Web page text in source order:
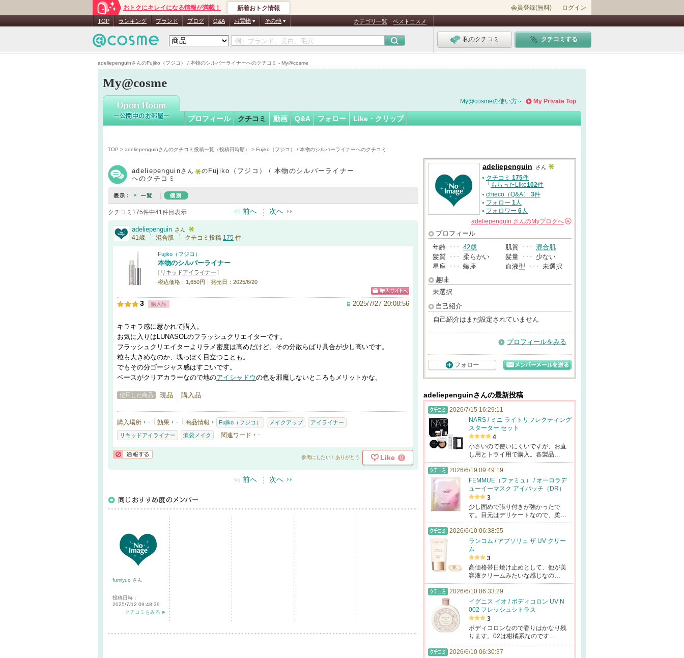
adeliepenguinさんのFujiko（フジコ） / 本物のシルバーライナーへのクチコミ - My@cosme
おトクにキレイになる情報が満載！ 新着おトク情報 会員登録(無料) ログイン
TOP ランキング ブランド ブログ Q&A お買物 その他 カテゴリ一覧 ベストコスメ
私のクチコミ クチコミする
My@cosme
adeliepenguinさん
My Private Top
My@cosmeの使い方
プロフィール クチコミ 動画 Q&A フォロー Like・クリップ
TOP > adeliepenguinさんのクチコミ投稿一覧（投稿日時順） > Fujiko（フジコ） / 本物のシルバーライナーへのクチコミ
adeliepenguinさん の Fujiko（フジコ） / 本物のシルバーライナー
へのクチコミ
クチコミ175件中41件目表示 前へ 次へ
adeliepenguin さん
41歳 混合肌 クチコミ投稿 175 件
Fujiko（フジコ）
本物のシルバーライナー
[ リキッドアイライナー ]
税込価格：1,650円
発売日：2025/6/20
3 購入品 2025/7/27 20:08:56
キラキラ感に惹かれて購入。
お気に入りはLUNASOLのフラッシュクリエイターです。
フラッシュクリエイターよりラメ密度は高めだけど、その分散らばり具合が少し高いです。
粒も大きめなのか、塊っぽく目立つことも。
でもその分ゴージャス感はすごいです。
ベースがクリアカラーなので地のアイシャドウの色を邪魔しないところもメリットかな。
使用した商品 現品 購入品
購入場所 - 効果 - 商品情報 Fujiko（フジコ） メイクアップ アイライナー
リキッドアイライナー 涙袋メイク 関連ワード -
参考にしたい！ありがとう Like 0
前へ 次へ
fumiyuo さん
投稿日時：
2025/7/12 09:48:39
クチコミをみる
adeliepenguin さん
クチコミ 175件
└もらったLike102件
chieco（Q&A） 3件
フォロー 1人
フォロワー 6人
adeliepenguin さんのMyブログへ
プロフィール
年齢 ･･･ 42歳 肌質 ･･･ 混合肌
髪質 ･･･ 柔らかい 髪量 ･･･
少ない
星座 ･･･ 蠍座 血液型 ･･･ 未選択
趣味
未選択
自己紹介
自己紹介はまだ設定されていません
プロフィールをみる
フォロー
adeliepenguinさんの最新投稿
2026/7/15 16:29:11
NARS / ミニ ライトリフレクティング
スターター セット
4
小さいので使いにくいですが、お直
し用とトライ用で購入。各製品…
2026/6/19 09:49:19
FEMMUE（ファミュ） / オーロラデ
ューイーマスク アイパッチ（DR）
3
少し固めで張り付きが強かったで
す。目元はデリケートなので、柔…
2026/6/10 06:38:55
ランコム / アプソリュ ザ UV クリー
ム
3
高価格帯日焼け止めとして、他が美
容液クリームみたいな感じなの…
2026/6/10 06:33:29
イグニス イオ / ボディコロン UV N
002 フレッシュシトラス
3
ボディコロンなので香りはかなり残
ります。02は柑橘系なのです…
2026/6/10 06:30:37